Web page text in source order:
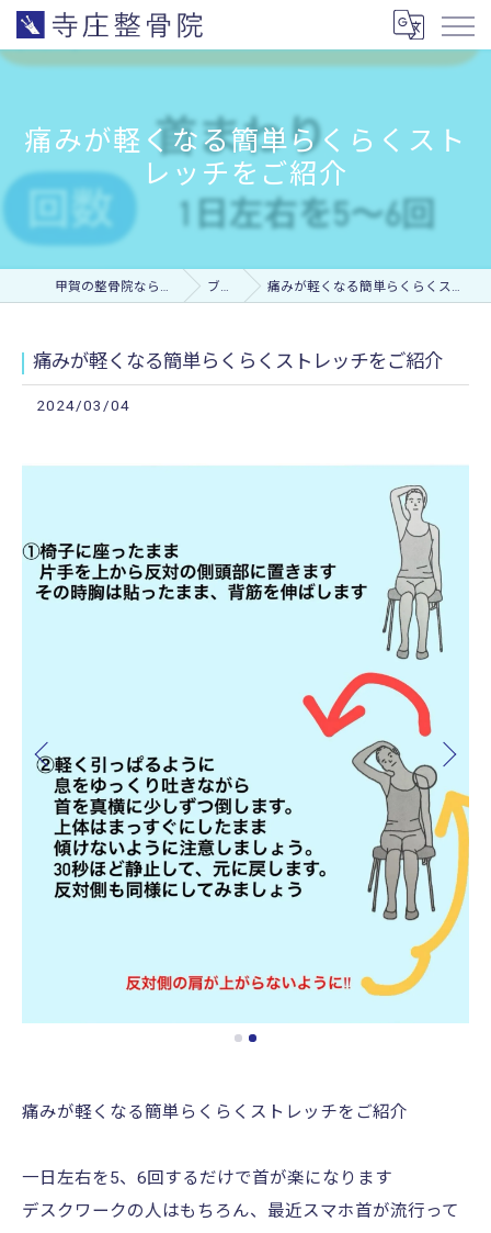
痛みが軽くなる簡単らくらくスト
レッチをご紹介
甲賀の整骨院なら寺庄整骨院 ブログ 痛みが軽くなる簡単らくらくストレッチをご紹介
痛みが軽くなる簡単らくらくストレッチをご紹介
2024/03/04
痛みが軽くなる簡単らくらくストレッチをご紹介
一日左右を5、6回するだけで首が楽になります
デスクワークの人はもちろん、最近スマホ首が流行って